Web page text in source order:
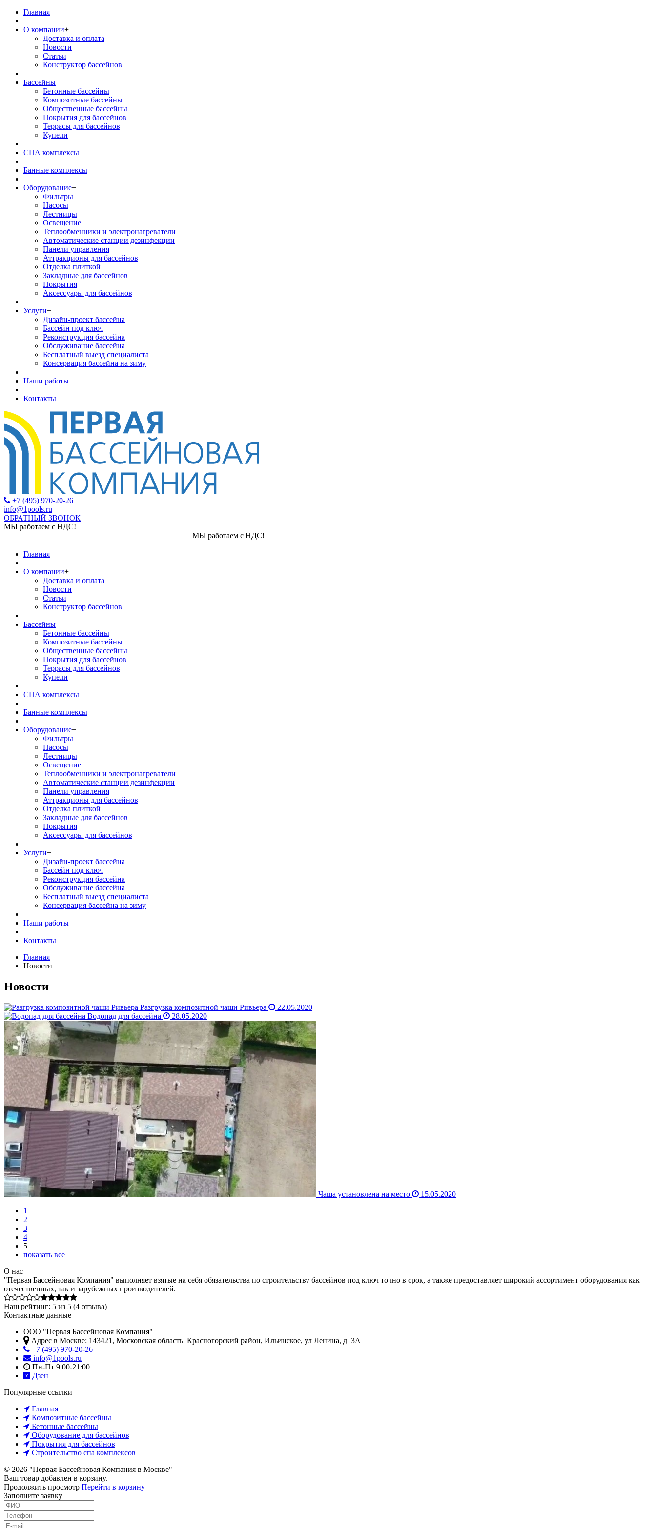
Главная
О компании+
Доставка и оплата
Новости
Статьи
Конструктор бассейнов
Бассейны+
Бетонные бассейны
Композитные бассейны
Общественные бассейны
Покрытия для бассейнов
Террасы для бассейнов
Купели
СПА комплексы
Банные комплексы
Оборудование+
Фильтры
Насосы
Лестницы
Освещение
Теплообменники и электронагреватели
Автоматические станции дезинфекции
Панели управления
Аттракционы для бассейнов
Отделка плиткой
Закладные для бассейнов
Покрытия
Аксессуары для бассейнов
Услуги+
Дизайн-проект бассейна
Бассейн под ключ
Реконструкция бассейна
Обслуживание бассейна
Бесплатный выезд специалиста
Консервация бассейна на зиму
Наши работы
Контакты
+7 (495) 970-20-26
info@1pools.ru
ОБРАТНЫЙ ЗВОНОК
МЫ работаем с НДС!
МЫ работаем с НДС!
Главная
О компании+
Доставка и оплата
Новости
Статьи
Конструктор бассейнов
Бассейны+
Бетонные бассейны
Композитные бассейны
Общественные бассейны
Покрытия для бассейнов
Террасы для бассейнов
Купели
СПА комплексы
Банные комплексы
Оборудование+
Фильтры
Насосы
Лестницы
Освещение
Теплообменники и электронагреватели
Автоматические станции дезинфекции
Панели управления
Аттракционы для бассейнов
Отделка плиткой
Закладные для бассейнов
Покрытия
Аксессуары для бассейнов
Услуги+
Дизайн-проект бассейна
Бассейн под ключ
Реконструкция бассейна
Обслуживание бассейна
Бесплатный выезд специалиста
Консервация бассейна на зиму
Наши работы
Контакты
Главная
Новости
Новости
Разгрузка композитной чаши Ривьера
22.05.2020
Водопад для бассейна
28.05.2020
Чаша установлена на место
15.05.2020
1
2
3
4
5
показать все
О нас
"Первая Бассейновая Компания" выполняет взятые на себя обязательства по строительству бассейнов под ключ точно в срок, а также предоставляет широкий ассортимент оборудования как
отечественных, так и зарубежных производителей.
Наш рейтинг: 5 из 5 (4 отзыва)
Контактные данные
ООО "Первая Бассейновая Компания"
Адрес в Москве: 143421 , Московская область, Красногорский район, Ильинское, ул Ленина, д. 3А
+7 (495) 970-20-26
info@1pools.ru
Пн-Пт 9:00-21:00
Дзен
Популярные ссылки
Главная
Композитные бассейны
Бетонные бассейны
Оборудование для бассейнов
Покрытия для бассейнов
Строительство спа комплексов
© 2026 "Первая Бассейновая Компания в Москве"
Ваш товар добавлен в корзину.
Продолжить просмотр Перейти в корзину
Заполните заявку